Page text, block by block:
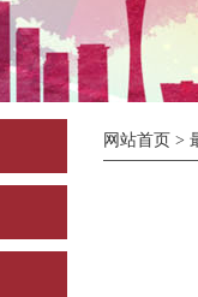
网站首页 >